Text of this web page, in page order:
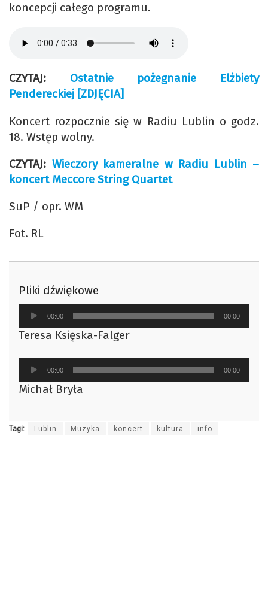
koncepcji całego programu.
CZYTAJ: Ostatnie pożegnanie Elżbiety
Pendereckiej [ZDJĘCIA]
Koncert rozpocznie się w Radiu Lublin o godz.
18. Wstęp wolny.
CZYTAJ: Wieczory kameralne w Radiu Lublin –
koncert Meccore String Quartet
SuP / opr. WM
Fot. RL
Pliki dźwiękowe
Odtwarzacz
plików
dźwiękowych
00:00 00:00
Teresa Księska-Falger
Odtwarzacz
plików
dźwiękowych
00:00 00:00
Michał Bryła
Tagi: Lublin Muzyka koncert kultura info